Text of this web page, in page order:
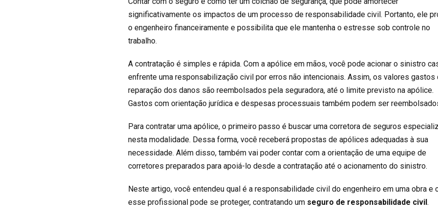
significativamente os impactos de um processo de responsabilidade civil. Portanto, ele
o engenheiro financeiramente e possibilita que ele mantenha o estresse sob controle no
trabalho.
A contratação é simples e rápida. Com a apólice em mãos, você pode acionar o sinistro
enfrente uma responsabilização civil por erros não intencionais. Assim, os valores gastos
reparação dos danos são reembolsados pela seguradora, até o limite previsto na apólice.
Gastos com orientação jurídica e despesas processuais também podem ser
Para contratar uma apólice, o primeiro passo é buscar uma corretora de seguros
nesta modalidade. Dessa forma, você receberá propostas de apólices adequadas à sua
necessidade. Além disso, também vai poder contar com a orientação de uma equipe de
corretores preparados para apoiá-lo desde a contratação até o acionamento do sinistro.
Neste artigo, você entendeu qual é a responsabilidade civil do engenheiro em uma obra e
esse profissional pode se proteger, contratando um seguro de responsabilidade civil.